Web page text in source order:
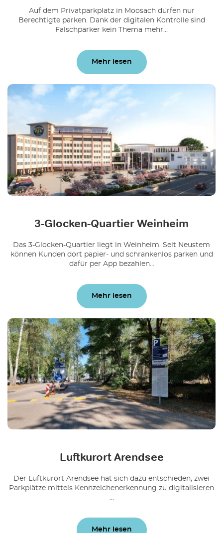
Auf dem Privatparkplatz in Moosach dürfen nur
Berechtigte parken. Dank der digitalen Kontrolle sind
Falschparker kein Thema mehr...
Mehr lesen
3-Glocken-Quartier Weinheim
Das 3-Glocken-Quartier liegt in Weinheim. Seit Neustem
können Kunden dort papier- und schrankenlos parken und
dafür per App bezahlen...
Mehr lesen
Luftkurort Arendsee
Der Luftkurort Arendsee hat sich dazu entschieden, zwei
Parkplätze mittels Kennzeichenerkennung zu digitalisieren
...
Mehr lesen